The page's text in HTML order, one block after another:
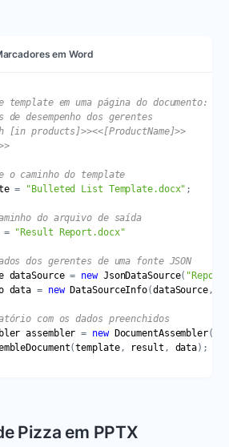
em Word
// Indicadores de desempenho dos gerentes
// <</foreach>>
= "Bulleted List Template.docx"
= "Result Report.docx"
dataSource = new JsonDataSource(
data = new DataSourceInfo(dataSource,
// Gere o relatório com os dados preenchidos
assembler = new DocumentAssembler
(template, result , data
Pizza em PPTX